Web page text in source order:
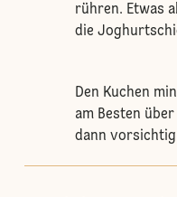
rühren. Etwas
die
Den Kuchen
am Besten
dann vorsichtig